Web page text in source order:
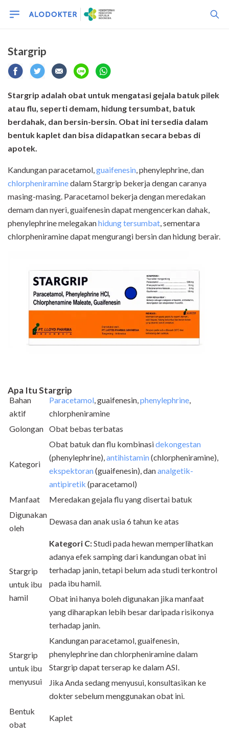
Stargrip
Stargrip adalah obat untuk mengatasi gejala batuk pilek
atau flu, seperti demam, hidung tersumbat, batuk
berdahak, dan bersin-bersin. Obat ini tersedia dalam
bentuk kaplet dan bisa didapatkan secara bebas di
apotek.
Kandungan paracetamol,guaifenesin, phenylephrine, dan
chlorpheniraminedalam Stargrip bekerja dengan caranya
masing-masing. Paracetamol bekerja dengan meredakan
demam dan nyeri, guaifenesin dapat mengencerkan dahak,
phenylephrine melegakanhidung tersumbat, sementara
chlorpheniramine dapat mengurangi bersin dan hidung berair.
Apa Itu Stargrip
Bahan
aktif
Paracetamol, guaifenesin,phenylephrine,
chlorpheniramine
Golongan Obat bebas terbatas
Kategori
Obat batuk dan flu kombinasidekongestan
(phenylephrine),antihistamin(chlorpheniramine),
ekspektoran(guaifenesin), dananalgetik-
antipiretik (paracetamol)
Manfaat
Meredakan gejala flu yang disertai batuk
Digunakan
oleh
Dewasa dan anak usia 6 tahun ke atas
Stargrip
untuk ibu
hamil
Kategori C:Studi pada hewan memperlihatkan
adanya efek samping dari kandungan obat ini
terhadap janin, tetapi belum ada studi terkontrol
pada ibu hamil.
Obat ini hanya boleh digunakan jika manfaat
yang diharapkan lebih besar daripada risikonya
terhadap janin.
Stargrip
untuk ibu
menyusui
Kandungan paracetamol, guaifenesin,
phenylephrine dan chlorpheniramine dalam
Stargrip dapat terserap ke dalam ASI.
Jika Anda sedang menyusui, konsultasikan ke
dokter sebelum menggunakan obat ini.
Bentuk
obat
Kaplet